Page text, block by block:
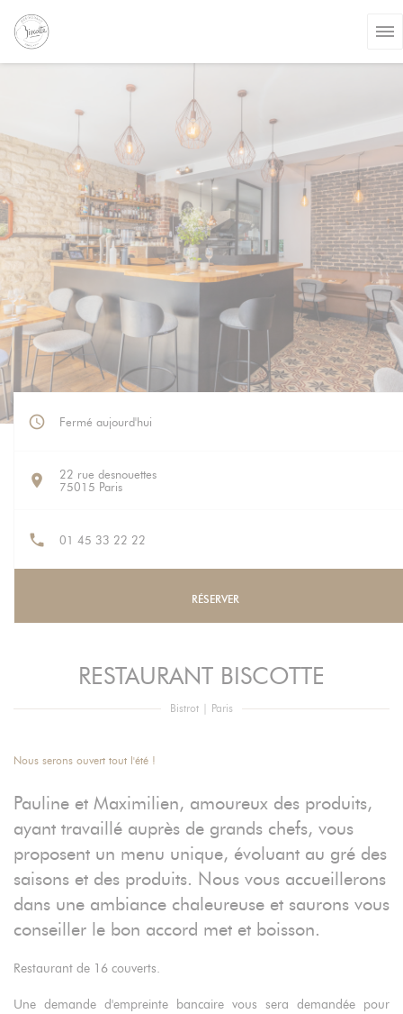
Fermé aujourd'hui
22 rue desnouettes
75015 Paris((ouvre une nouvelle fenêtre))
01 45 33 22 22
RÉSERVER
RESTAURANT BISCOTTE
Bistrot Paris
Nous serons ouvert tout l'été !
Pauline et Maximilien, amoureux des produits,
ayant travaillé auprès de grands chefs, vous
proposent un menu unique, évoluant au gré des
saisons et des produits. Nous vous accueillerons
dans une ambiance chaleureuse et saurons vous
conseiller le bon accord met et boisson.
Restaurant de 16 couverts.
Une demande d'empreinte bancaire vous sera demandée pour